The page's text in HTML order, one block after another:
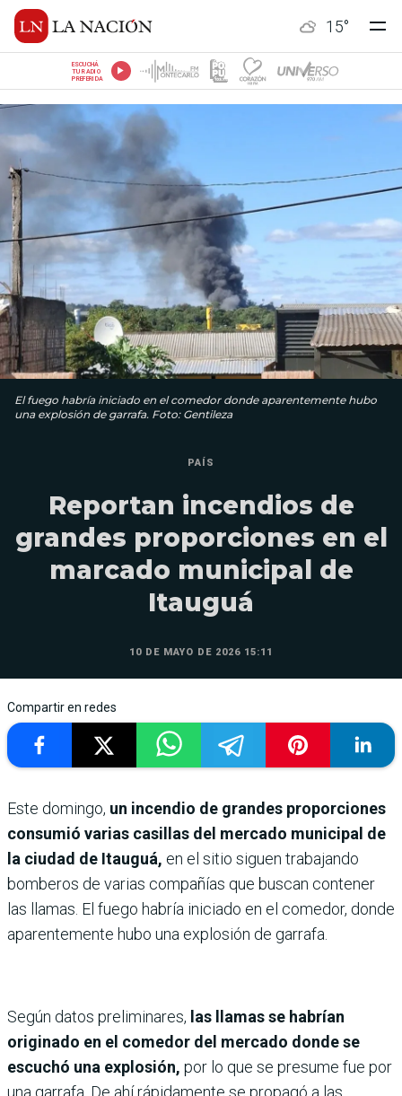
15°
ESCUCHÁ
TU RADIO
PREFERIDA
El fuego habría iniciado en el comedor donde aparentemente hubo
una explosión de garrafa. Foto: Gentileza
PAÍS
Reportan incendios de
grandes proporciones en el
marcado municipal de
Itauguá
10 DE MAYO DE 2026 15:11
Compartir en redes
Este domingo, un incendio de grandes proporciones
consumió varias casillas del mercado municipal de
la ciudad de Itauguá, en el sitio siguen trabajando
bomberos de varias compañías que buscan contener
las llamas. El fuego habría iniciado en el comedor, donde
aparentemente hubo una explosión de garrafa.
Según datos preliminares, las llamas se habrían
originado en el comedor del mercado donde se
escuchó una explosión, por lo que se presume fue por
una garrafa. De ahí rápidamente se propagó a las